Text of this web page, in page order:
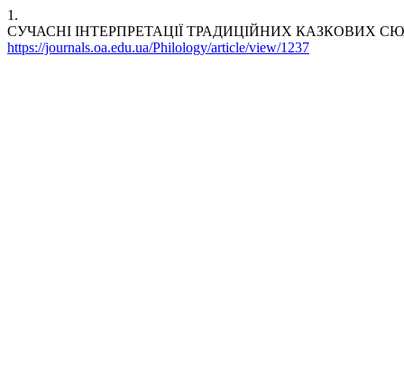
1.
СУЧАСНІ ІНТЕРПРЕТАЦІЇ ТРАДИЦІЙНИХ КАЗКОВИХ
https://journals.oa.edu.ua/Philology/article/view/1237